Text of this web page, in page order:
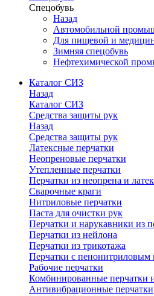
Спецобувь
Назад
Автомобильной
Для пищевой и
Зимняя спецобувь
Нефтехимической
Каталог СИЗ
Назад
Каталог СИЗ
Средства защиты рук
Назад
Средства защиты рук
Латексные перчатки
Неопреновые перчатки
Утепленные перчатки
Перчатки из неопрена и
Сварочные краги
Нитриловые перчатки
Паста для очистки рук
Перчатки и нарукавники из
Перчатки из нейлона
Перчатки из трикотажа
Перчатки с
Рабочие перчатки
Комбинированные перчатки
Антивибрационные перчатки